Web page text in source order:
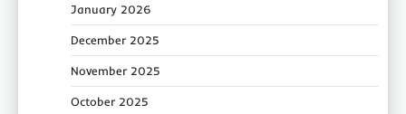
January 2026
December 2025
November 2025
October 2025